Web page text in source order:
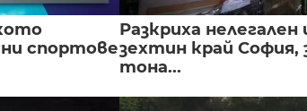
спортове
Разкриха нелегален
зехтин край София,
тона...